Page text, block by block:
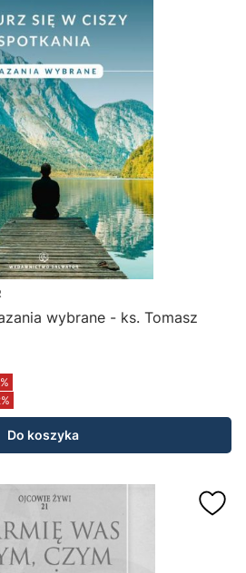
wybrane - ks. Tomasz
Do koszyka